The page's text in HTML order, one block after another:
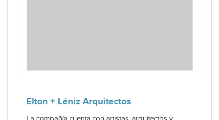
Elton + Léniz Arquitectos